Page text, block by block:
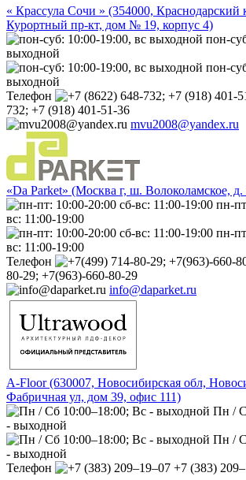
« Крассула Сочи » (354000, Краснодарский
Курортный пр-кт, дом № 19, корпус 4)
пон-
выходной
пон-
выходной
Телефон
732; +7 (918) 401-51-36
mvu2008@yandex.ru
«Da Parket» (Москва г, ш. Волоколамское, д.
пн-
вс: 11:00-19:00
пн-
вс: 11:00-19:00
Телефон
80-29; +7(963)-660-80-29
info@daparket.ru
A-Floor (630007, Новосибирская обл,
Фабричная ул, дом 39, офис 111)
Пн /
- выходной
Пн /
- выходной
Телефон
+7 (383)